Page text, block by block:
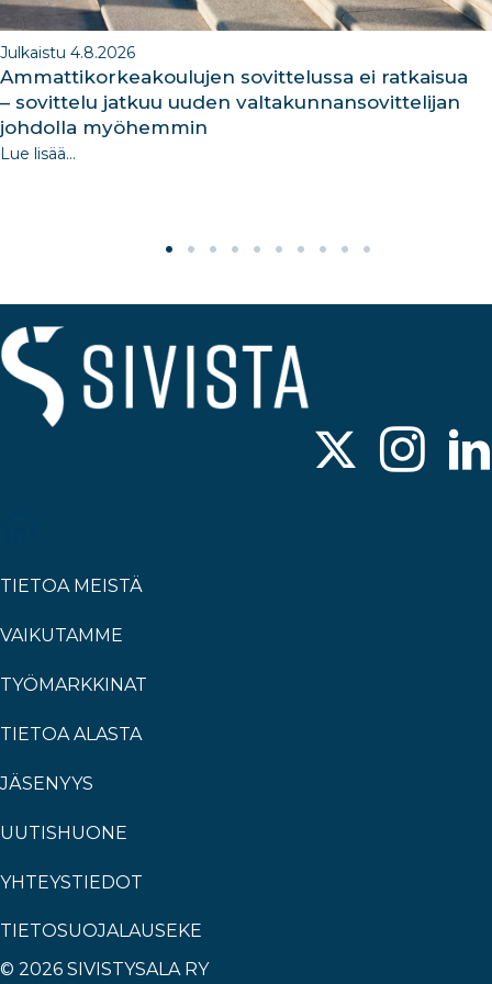
Julkaistu 4.8.2026
Ammattikorkeakoulujen sovittelussa ei ratkaisua
– sovittelu jatkuu uuden valtakunnansovittelijan
johdolla myöhemmin
Lue lisää...
TIETOA MEISTÄ
VAIKUTAMME
TYÖMARKKINAT
TIETOA ALASTA
JÄSENYYS
UUTISHUONE
YHTEYSTIEDOT
TIETOSUOJALAUSEKE
© 2026 SIVISTYSALA RY